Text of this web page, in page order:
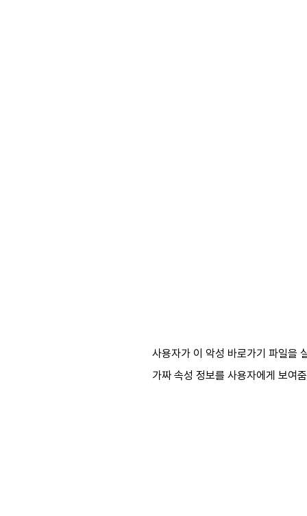
사용자가 이 악성 바로가기 파일을
가짜 속성 정보를 사용자에게 보여